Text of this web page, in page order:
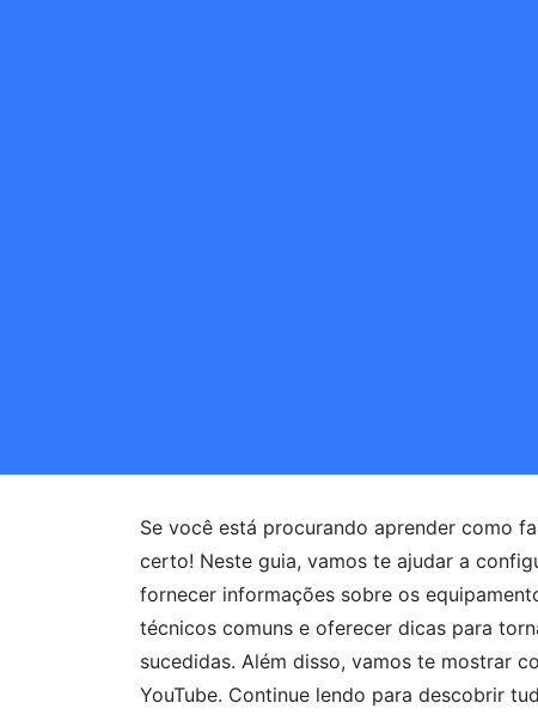
Se você está procurando aprender como
certo! Neste guia, vamos te ajudar a
fornecer informações sobre os
técnicos comuns e oferecer dicas para
sucedidas. Além disso, vamos te mostrar
YouTube. Continue lendo para descobrir